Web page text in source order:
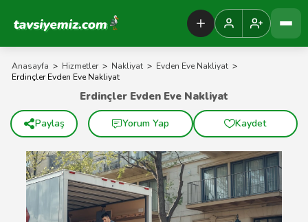
Tavsiyemiz Anasayfa
Anasayfa > Hizmetler > Nakliyat > Evden Eve Nakliyat >
Erdinçler Evden Eve Nakliyat
Erdinçler Evden Eve Nakliyat
Paylaş Yorum Yap Kaydet